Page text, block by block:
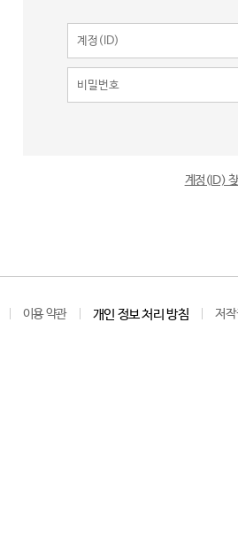
계정(ID)
이용 약관 개인 정보 처리 방침 저